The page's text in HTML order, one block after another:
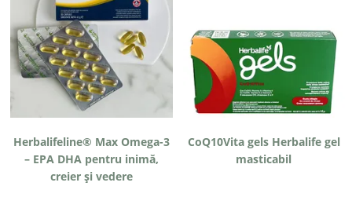
Herbalifeline® Max Omega-3
– EPA DHA pentru inimă,
creier și vedere
CoQ10Vita gels Herbalife gel
masticabil